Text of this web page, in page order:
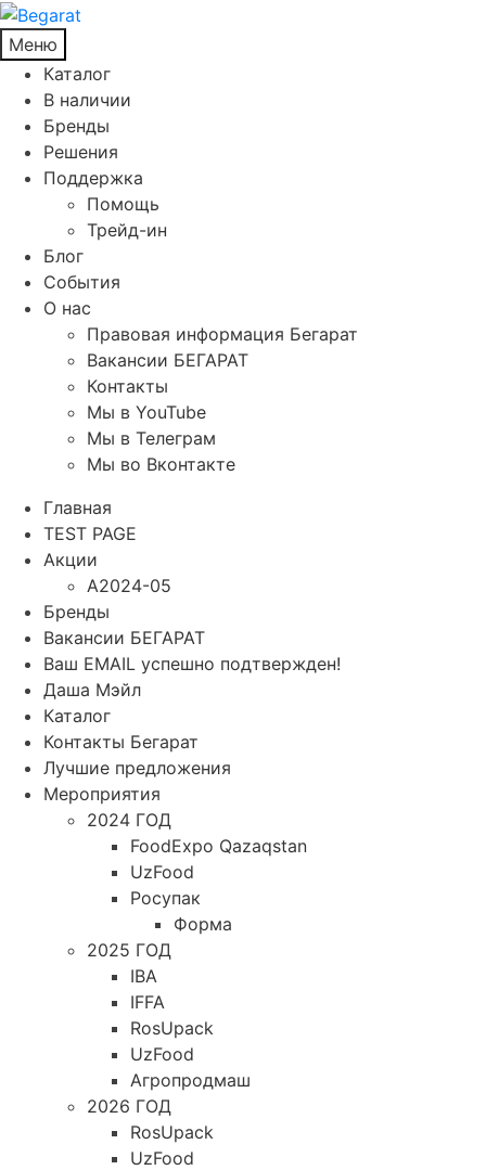
Меню
Каталог
В наличии
Бренды
Решения
Поддержка
Помощь
Трейд-ин
Блог
События
О нас
Правовая информация Бегарат
Вакансии БЕГАРАТ
Контакты
Мы в YouTube
Мы в Телеграм
Мы во Вконтакте
Главная
TEST PAGE
Акции
A2024-05
Бренды
Вакансии БЕГАРАТ
Ваш EMAIL успешно подтвержден!
Даша Мэйл
Каталог
Контакты Бегарат
Лучшие предложения
Мероприятия
2024 ГОД
FoodExpo Qazaqstan
UzFood
Росупак
Форма
2025 ГОД
IBA
IFFA
RosUpack
UzFood
Агропродмаш
2026 ГОД
RosUpack
UzFood